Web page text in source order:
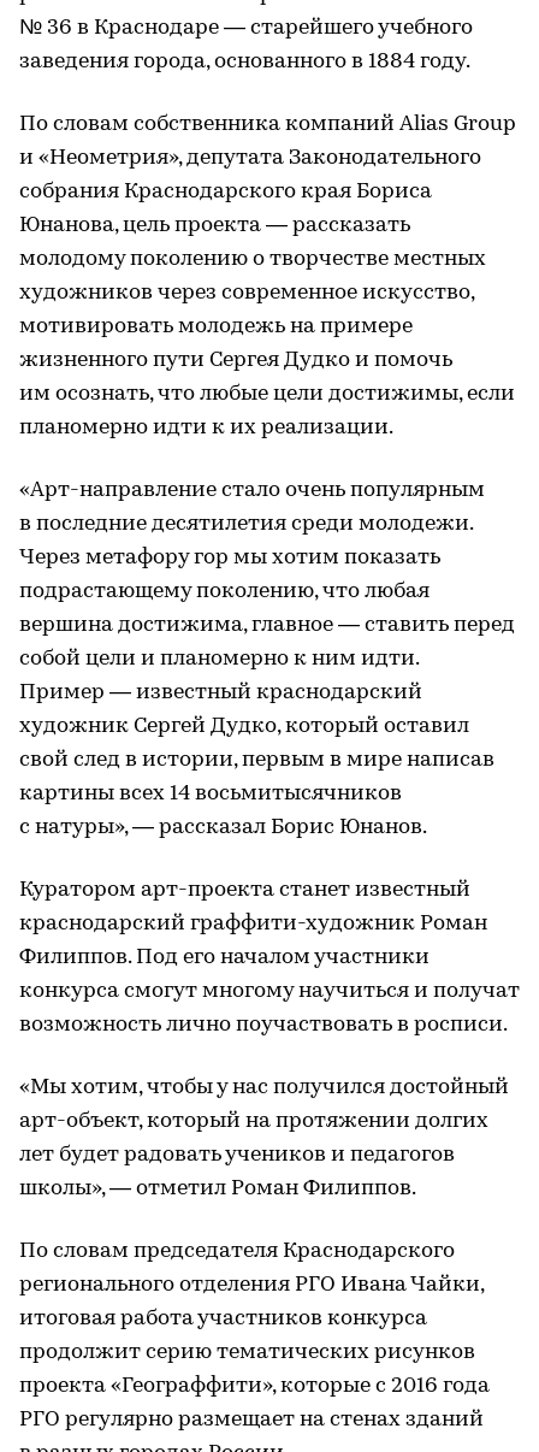
№ 36 в Краснодаре — старейшего учебного
заведения города, основанного в 1884 году.
По словам собственника компаний Alias Group
и «Неометрия», депутата Законодательного
собрания Краснодарского края Бориса
Юнанова, цель проекта — рассказать
молодому поколению о творчестве местных
художников через современное искусство,
мотивировать молодежь на примере
жизненного пути Сергея Дудко и помочь
им осознать, что любые цели достижимы, если
планомерно идти к их реализации.
«Арт-направление стало очень популярным
в последние десятилетия среди молодежи.
Через метафору гор мы хотим показать
подрастающему поколению, что любая
вершина достижима, главное — ставить перед
собой цели и планомерно к ним идти.
Пример — известный краснодарский
художник Сергей Дудко, который оставил
свой след в истории, первым в мире написав
картины всех 14 восьмитысячников
с натуры», — рассказал Борис Юнанов.
Куратором арт-проекта станет известный
краснодарский граффити-художник Роман
Филиппов. Под его началом участники
конкурса смогут многому научиться и получат
возможность лично поучаствовать в росписи.
«Мы хотим, чтобы у нас получился достойный
арт-объект, который на протяжении долгих
лет будет радовать учеников и педагогов
школы», — отметил Роман Филиппов.
По словам председателя Краснодарского
регионального отделения РГО Ивана Чайки,
итоговая работа участников конкурса
продолжит серию тематических рисунков
проекта «Географфити», которые с 2016 года
РГО регулярно размещает на стенах зданий